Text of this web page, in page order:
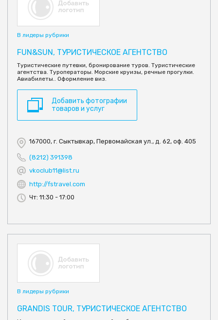
В лидеры рубрики
FUN&SUN, ТУРИСТИЧЕСКОЕ АГЕНТСТВО
Туристические путевки, бронирование туров. Туристические
агентства. Туроператоры. Морские круизы, речные прогулки.
Авиабилеты.. Оформление виз.
Добавить фотографии
товаров и услуг
167000, г. Сыктывкар, Первомайская ул., д. 62, оф. 405
(8212) 391398
vkoclub11@list.ru
http://fstravel.com
Чт: 11:30 - 17:00
В лидеры рубрики
GRANDIS TOUR, ТУРИСТИЧЕСКОЕ АГЕНТСТВО